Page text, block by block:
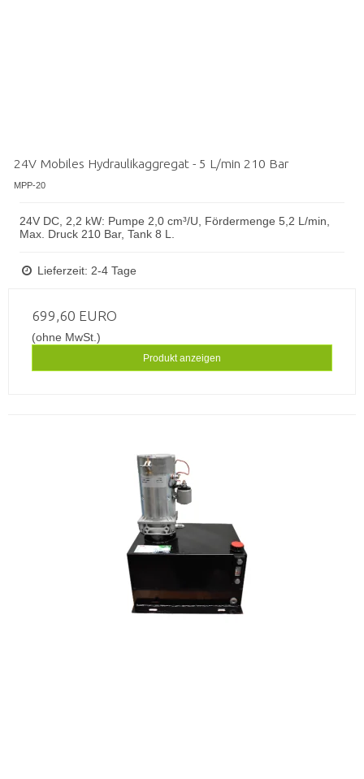
24V Mobiles Hydraulikaggregat - 5 L/min 210 Bar
MPP-20
24V DC, 2,2 kW: Pumpe 2,0 cm³/U, Fördermenge 5,2 L/min,
Max. Druck 210 Bar, Tank 8 L.
Lieferzeit: 2-4 Tage
699,60 EURO
(ohne MwSt.)
Produkt anzeigen